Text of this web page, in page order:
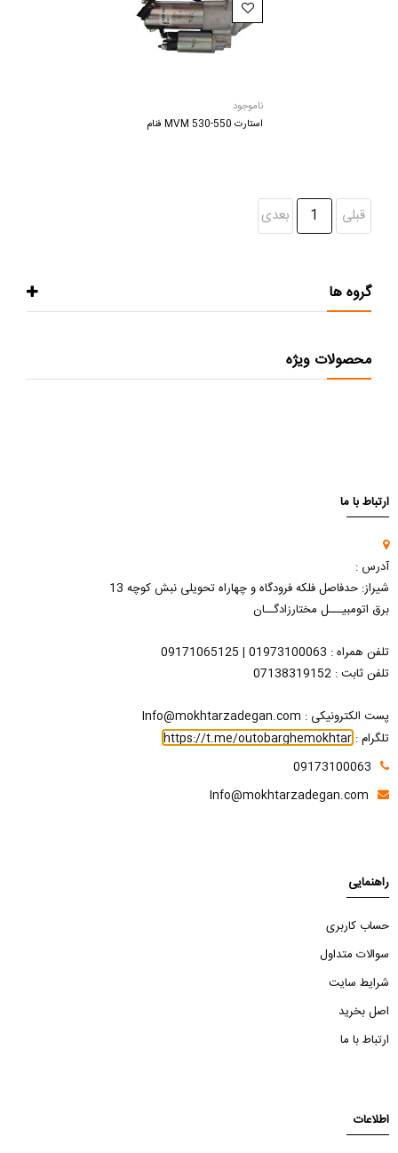
ناموجود
استارت MVM 530-550 فنام
قبلی 1 بعدی
گروه ها
محصولات ویژه
ارتباط با ما
آدرس :
شیراز: حدفاصل فلکه فرودگاه و چهاراه تحویلی نبش کوچه 13
برق اتومبیـــل مختارزادگــان
تلفن همراه : 01973100063 | 09171065125
تلفن ثابت : 07138319152
پست الکترونیکی : Info@mokhtarzadegan.com
تلگرام :https://t.me/outobarghemokhtar
09173100063
Info@mokhtarzadegan.com
راهنمایی
حساب کاربری
سوالات متداول
شرایط سایت
اصل بخرید
ارتباط با ما
اطلاعات